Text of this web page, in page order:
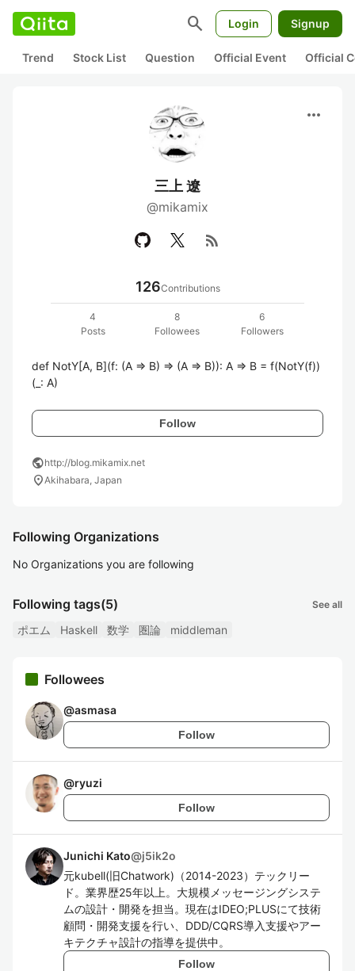
search Login Signup
Trend Stock List Question Official Event Official
more_horiz
三上 遼
@mikamix
rss_feed
126Contributions
4
Posts
8
Followees
6
Followers
def NotY[A, B](f: (A => B) => (A => B)): A => B = f(NotY(f))
(_: A)
Follow
publichttp://blog.mikamix.net
location_onAkihabara, Japan
Following Organizations
No Organizations you are following
Following tags(5) See all
ポエム Haskell 数学 圏論 middleman
Followees
@asmasa
Follow
@ryuzi
Follow
Junichi Kato@j5ik2o
元kubell(旧Chatwork)（2014-2023）テックリー
ド。業界歴25年以上。大規模メッセージングシステ
ムの設計・開発を担当。現在はIDEO;PLUSにて技術
顧問・開発支援を行い、DDD/CQRS導入支援やアー
キテクチャ設計の指導を提供中。
Follow